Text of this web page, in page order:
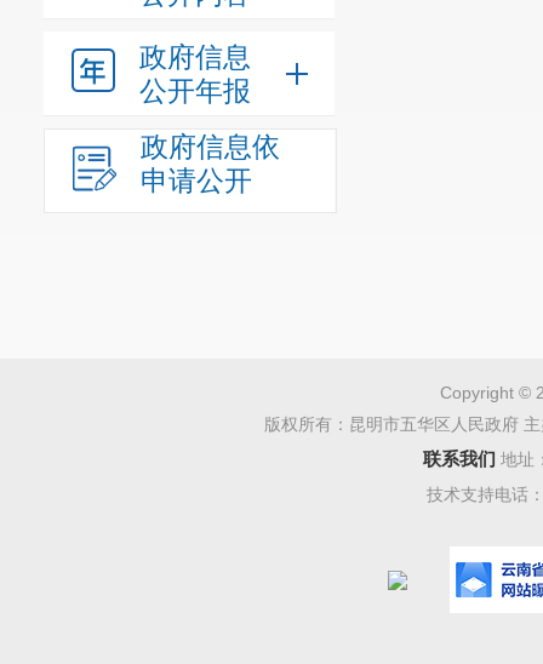
政府信息
公开年报
政府信息依
申请公开
Copyright ©
版权所有：昆明市五华区人民政府
联系我们 地址
技术支持电话